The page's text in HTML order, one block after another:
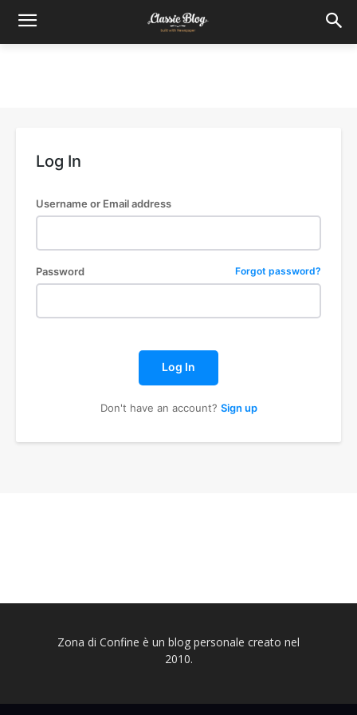
Log In
Username or Email address
Password Forgot password?
Log In
Don't have an account? Sign up
Zona di Confine è un blog personale creato nel
2010.